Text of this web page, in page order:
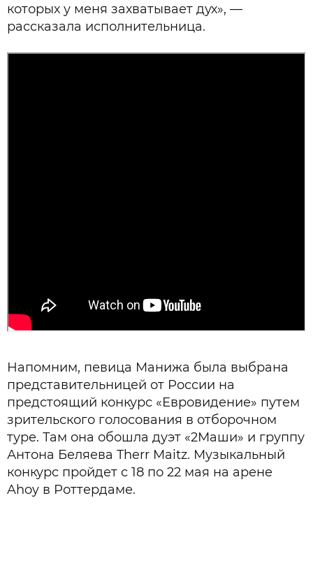
которых у меня захватывает дух», —
рассказала исполнительница.
Напомним, певица Манижа была выбрана
представительницей от России на
предстоящий конкурс «Евровидение» путем
зрительского голосования в отборочном
туре. Там она обошла дуэт «2Маши» и группу
Антона Беляева Therr Maitz. Музыкальный
конкурс пройдет с 18 по 22 мая на арене
Ahoy в Роттердаме.